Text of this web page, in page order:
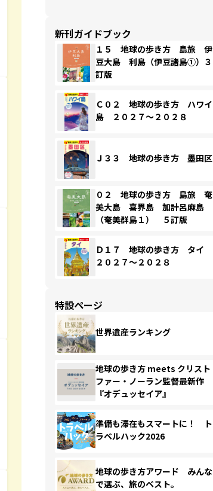
新刊ガイドブック
１５ 地球の歩き方 島旅 伊
豆大島 利島（伊豆諸島①）３
訂版
Ｃ０２ 地球の歩き方 ハワイ
島 ２０２７～２０２８
Ｊ３３ 地球の歩き方 墨田区
０２ 地球の歩き方 島旅 奄
美大島 喜界島 加計呂麻島
（奄美群島１） ５訂版
Ｄ１７ 地球の歩き方 タイ
２０２７～２０２８
特設ページ
世界遺産ランキング
地球の歩き方 meets クリスト
ファー・ノーラン監督最新作
『オデュッセイア』
準備も滞在もスマートに！ ト
ラベルハック2026
地球の歩き方アワード みんな
で選ぶ、旅のベスト。